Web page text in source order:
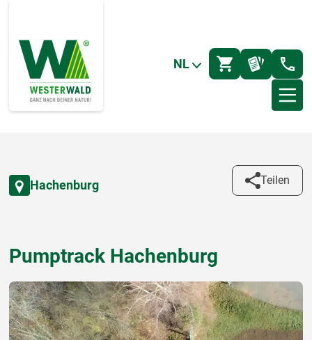
NL
Hachenburg Teilen
Pumptrack Hachenburg